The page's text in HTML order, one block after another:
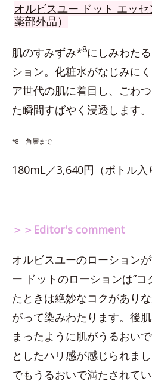
オルビスユー ドット エッ
薬部外品）
肌のすみずみ*8にしみわた
ション。化粧水がなじみに
ア世代の肌に着目し、ごわ
た瞬間すばやく浸透します。
*8 角層まで
180mL／3,640円（ボトル入
＞＞Editor's comment
オルビスユーのローション
ー ドットのローションは”コ
たときは絶妙なコクがあり
がって染みわたります。後
まったように肌がうるおい
としたハリ感が感じられま
でもうるおいで満たされて